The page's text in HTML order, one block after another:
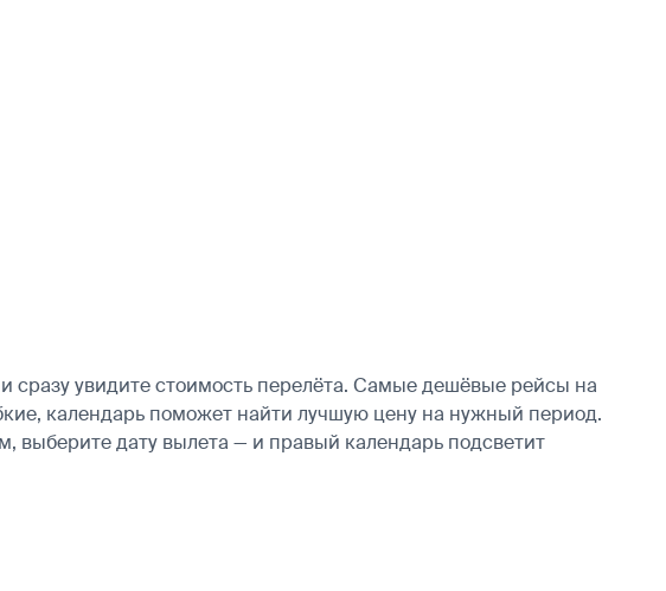
увидите стоимость перелёта. Самые дешёвые рейсы на
календарь поможет найти лучшую цену на нужный период.
выберите дату вылета — и правый календарь подсветит